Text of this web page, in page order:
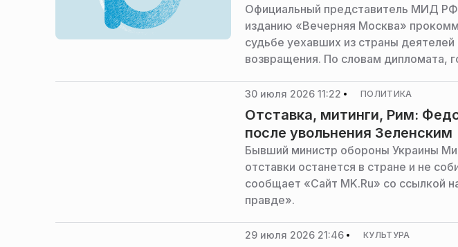
Официальный представитель МИД
изданию «Вечерняя Москва»
судьбе уехавших из страны
возвращения. По словам дипломата,
30 июля 2026 11:22 ПОЛИТИКА
Отставка, митинги, Рим:
после увольнения Зеленским
Бывший министр обороны Украины
отставки останется в стране и не
сообщает «Сайт MK.Ru» со ссылкой
правде».
29 июля 2026 21:46 КУЛЬТУРА